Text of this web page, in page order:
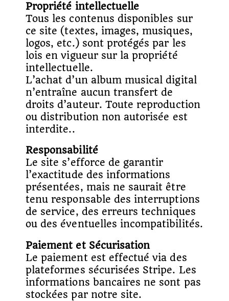
Propriété intellectuelle
Tous les contenus disponibles sur
ce site (textes, images, musiques,
logos, etc.) sont protégés par les
lois en vigueur sur la propriété
intellectuelle.
L’achat d’un album musical digital
n’entraîne aucun transfert de
droits d’auteur. Toute reproduction
ou distribution non autorisée est
interdite..
Responsabilité
Le site s’efforce de garantir
l’exactitude des informations
présentées, mais ne saurait être
tenu responsable des interruptions
de service, des erreurs techniques
ou des éventuelles incompatibilités.
Paiement et Sécurisation
Le paiement est effectué via des
plateformes sécurisées Stripe. Les
informations bancaires ne sont pas
stockées par notre site.